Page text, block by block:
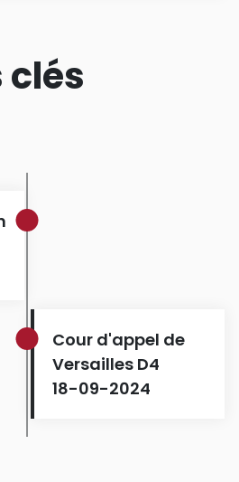
Cour d'appel de
Versailles D4
18-09-2024